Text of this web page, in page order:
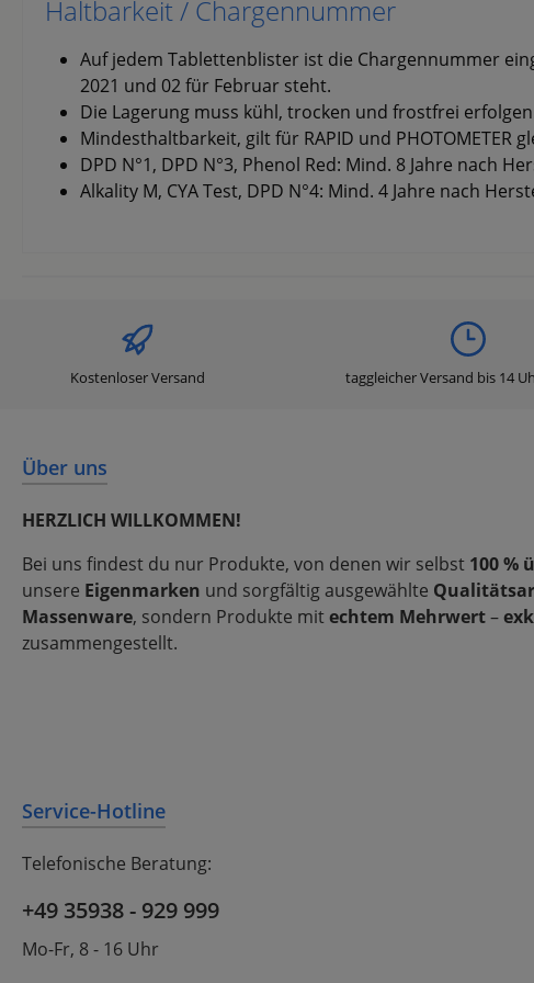
Haltbarkeit / Chargennummer
Auf jedem Tablettenblister ist die Chargennummer
2021 und 02 für Februar steht.
Die Lagerung muss kühl, trocken und frostfrei
Mindesthaltbarkeit, gilt für RAPID und PHOTOMETER
DPD N°1, DPD N°3, Phenol Red: Mind. 8 Jahre nach
Alkality M, CYA Test, DPD N°4: Mind. 4 Jahre nach
Kostenloser Versand taggleicher Versand bis 14
Über uns
HERZLICH WILLKOMMEN!
Bei uns findest du nur Produkte, von denen wir selbst 100 %
unsere Eigenmarken und sorgfältig ausgewählte
Massenware, sondern Produkte mitechtem Mehrwert–
zusammengestellt.
Service-Hotline
Telefonische Beratung:
+49 35938 - 929 999
Mo-Fr, 8 - 16 Uhr